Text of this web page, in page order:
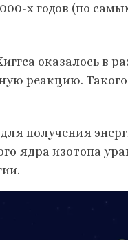
х годов (по
оказалось в
реакцию.
получения
ядра изотопа